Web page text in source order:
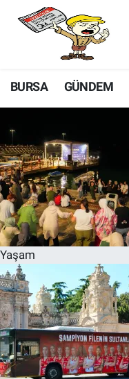
BURSA GÜNDEM
Yaşam